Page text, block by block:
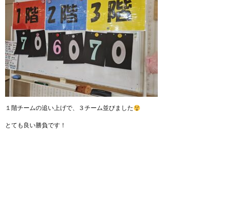
１階チームの追い上げで、３チーム並びました
とても良い勝負です！